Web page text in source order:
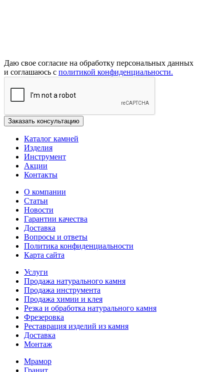
Даю свое согласие на обработку персональных данных
и соглашаюсь с политикой конфиденциальности.
Каталог камней
Изделия
Инструмент
Акции
Контакты
О компании
Статьи
Новости
Гарантии качества
Доставка
Вопросы и ответы
Политика конфиденциальности
Карта сайта
Услуги
Продажа натурального камня
Продажа инструмента
Продажа химии и клея
Резка и обработка натурального камня
Фрезеровка
Реставрация изделий из камня
Доставка
Монтаж
Мрамор
Гранит